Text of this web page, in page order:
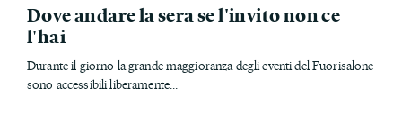
Dove andare la sera se l'invito non ce
l'hai
Durante il giorno la grande maggioranza degli eventi del Fuorisalone
sono accessibili liberamente...